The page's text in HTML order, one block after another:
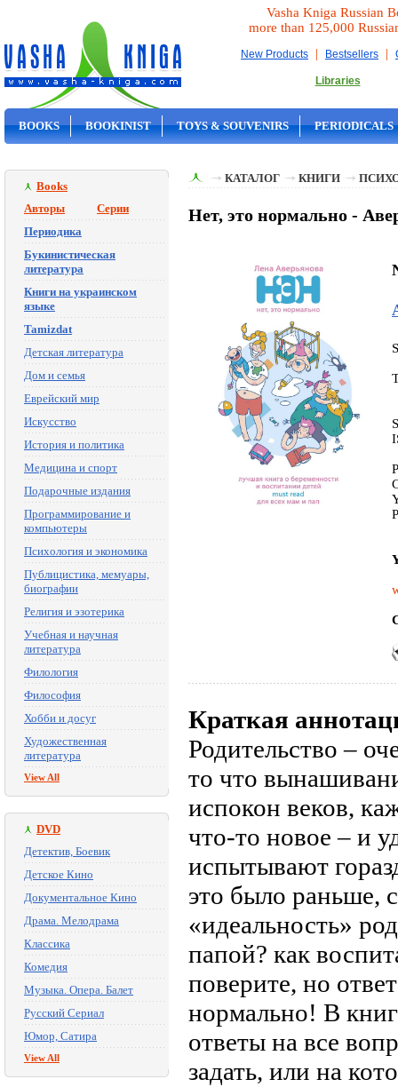
Vasha Kniga Russian
more than 125,000
New Products | Bestsellers |
Libraries
BOOKS BOOKINIST TOYS & SOUVENIRS PERIODICALS
Books
Авторы
Серии
Периодика
Букинистическая
литература
Книги на украинском
языке
Tamizdat
Детская литература
Дом и семья
Еврейский мир
Искусство
История и политика
Медицина и спорт
Подарочные издания
Программирование и
компьютеры
Психология и экономика
Публицистика, мемуары,
биографии
Религия и эзотерика
Учебная и научная
литература
Филология
Философия
Хобби и досуг
Художественная
литература
View All
DVD
Детектив, Боевик
Детское Кино
Документальное Кино
Драма. Мелодрама
Классика
Комедия
Музыка. Опера. Балет
Русский Сериал
Юмор, Сатира
View All
КАТАЛОГ КНИГИ
Нет, это нормально -
Краткая
Родительство –
то что
испокон веков,
что-то новое – и
испытывают
это было раньше,
«идеальность»
папой? как
поверите, но
нормально! В
ответы на все
задать, или на